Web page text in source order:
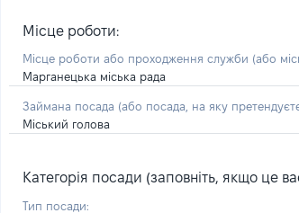
Місце роботи:
Місце роботи або проходження служби (або
Марганецька міська рада
Займана посада (або посада, на яку
Міський голова
Категорія посади (заповніть, якщо це
Тип посади: